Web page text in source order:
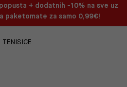
+ dodatnih -10% na sve uz
paketomate za samo 0,99€!
TENISICE